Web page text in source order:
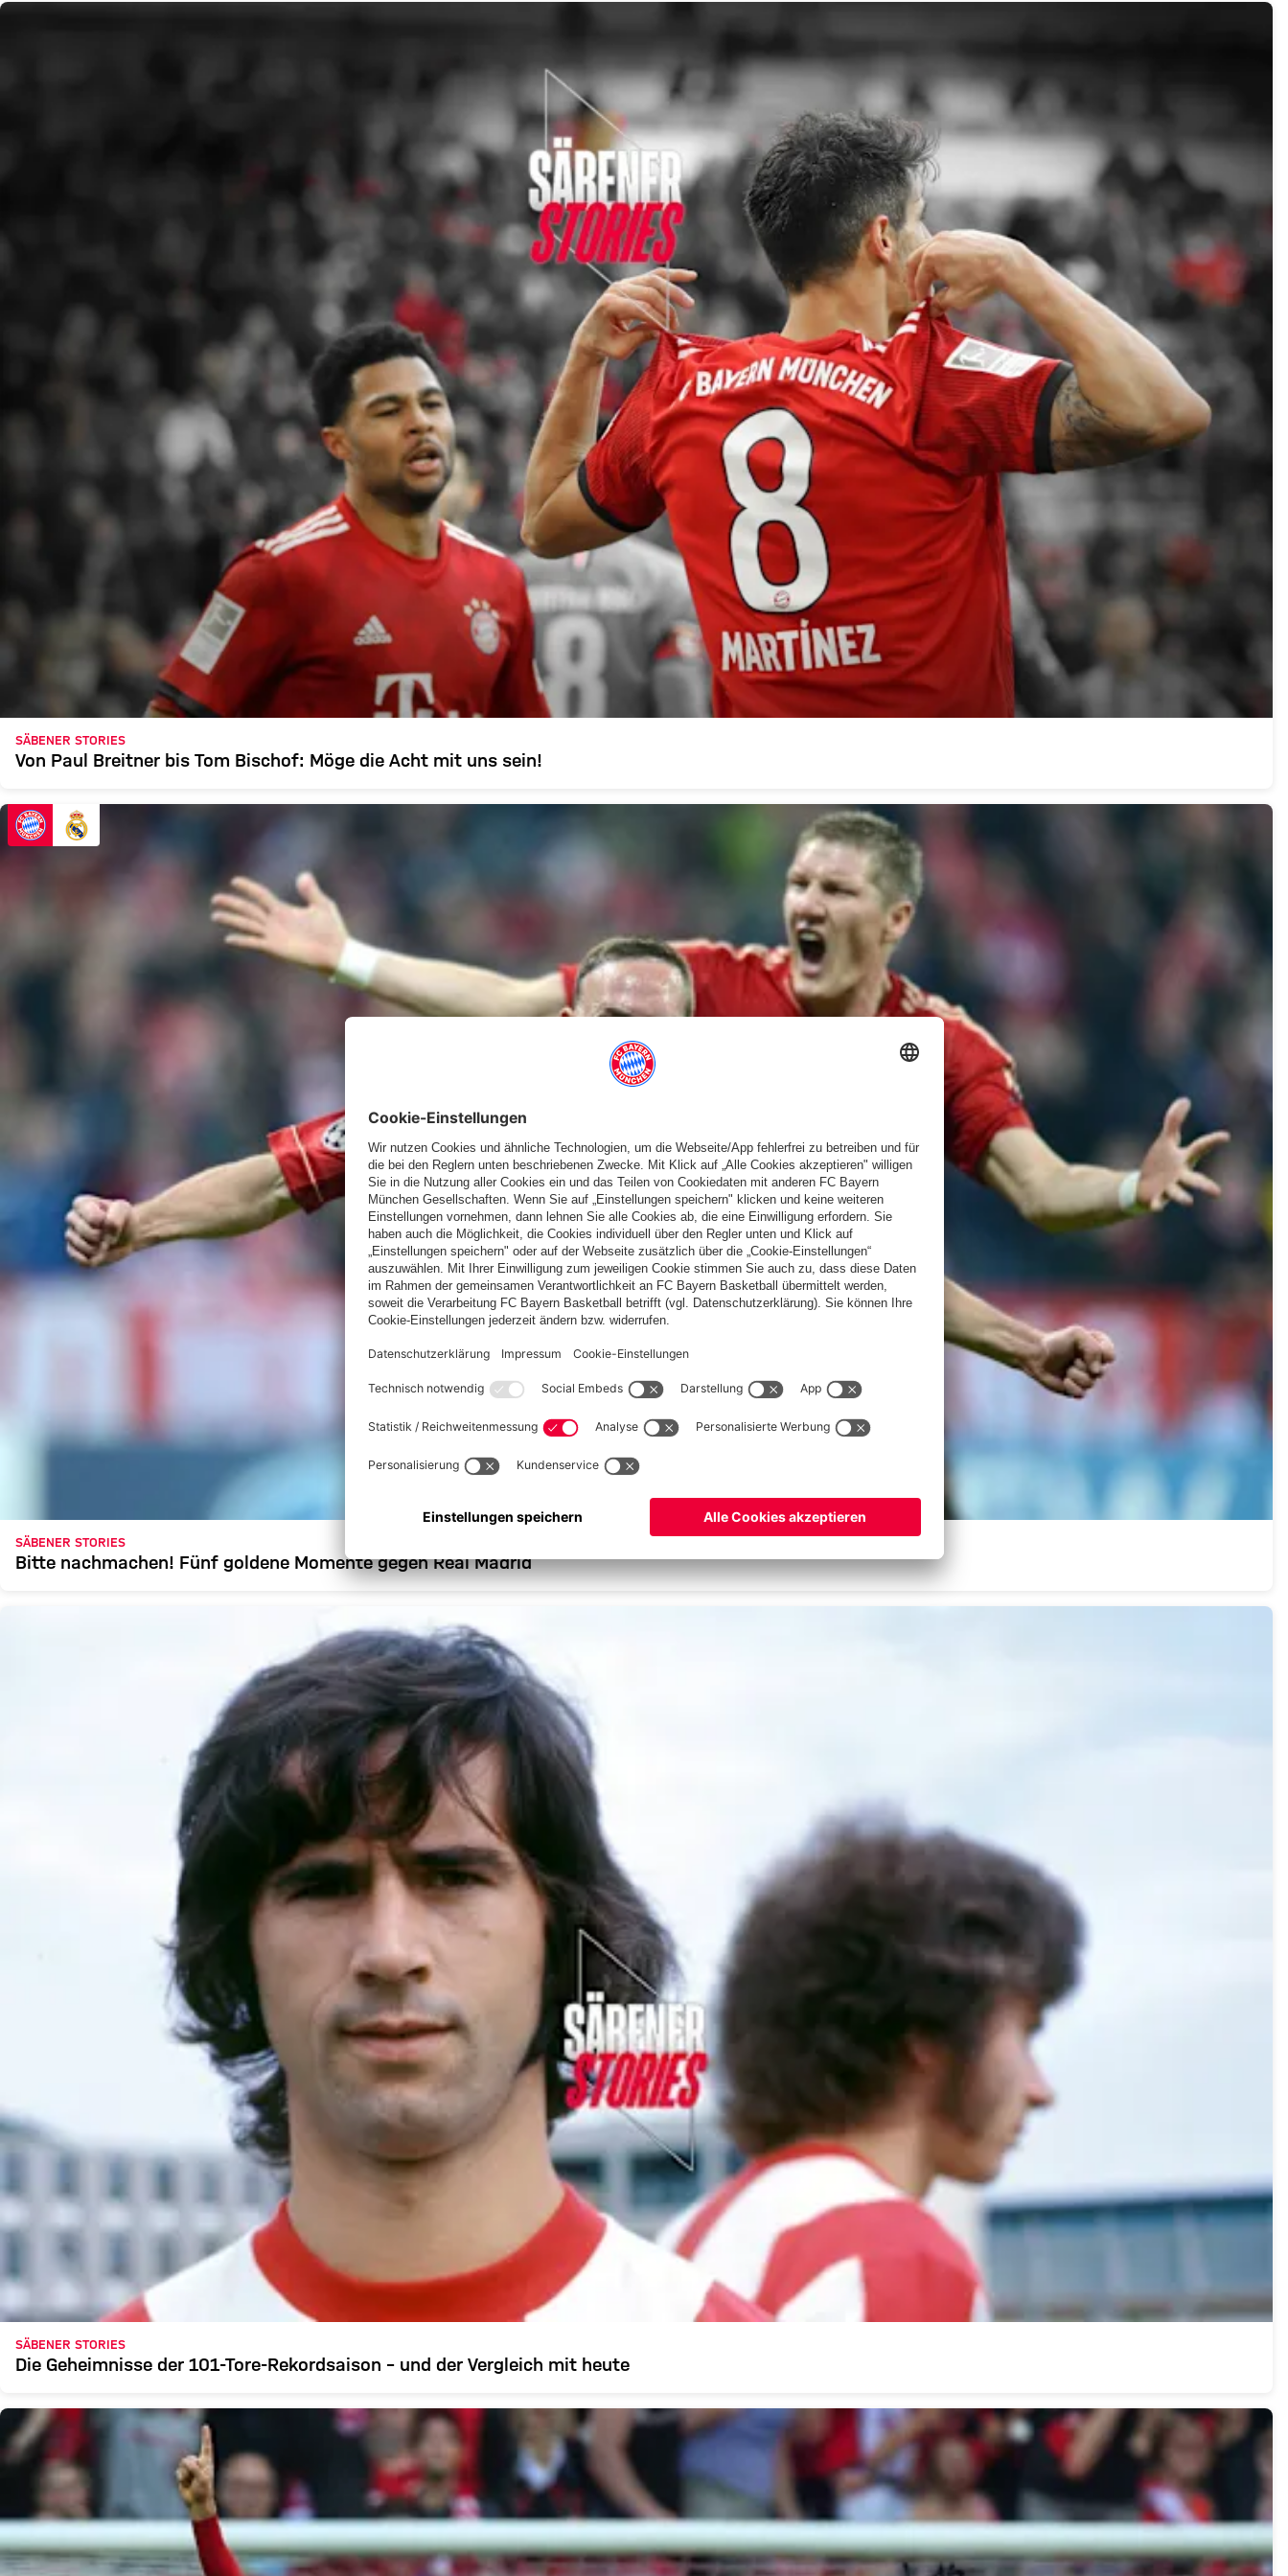
SÄBENER STORIES
Von Paul Breitner bis Tom Bischof: Möge die Acht mit uns sein!
SÄBENER STORIES
Bitte nachmachen! Fünf goldene Momente gegen Real Madrid
SÄBENER STORIES
Die Geheimnisse der 101-Tore-Rekordsaison – und der Vergleich mit heute